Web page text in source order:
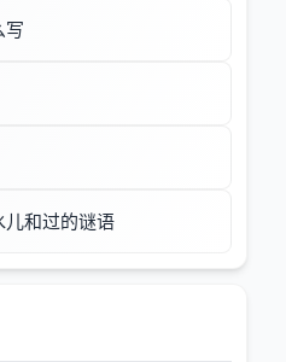
写
儿和过的谜语